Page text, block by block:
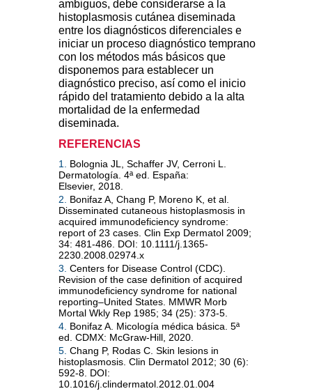
ambiguos, debe considerarse a la
histoplasmosis cutánea diseminada
entre los diagnósticos diferenciales e
iniciar un proceso diagnóstico temprano
con los métodos más básicos que
disponemos para establecer un
diagnóstico preciso, así como el inicio
rápido del tratamiento debido a la alta
mortalidad de la enfermedad
diseminada.
REFERENCIAS
1. Bolognia JL, Schaffer JV, Cerroni L.
Dermatología. 4ª ed. España:
Elsevier, 2018.
2. Bonifaz A, Chang P, Moreno K, et al.
Disseminated cutaneous histoplasmosis in
acquired immunodeficiency syndrome:
report of 23 cases. Clin Exp Dermatol 2009;
34: 481-486. DOI: 10.1111/j.1365-
2230.2008.02974.x
3. Centers for Disease Control (CDC).
Revision of the case definition of acquired
immunodeficiency syndrome for national
reporting–United States. MMWR Morb
Mortal Wkly Rep 1985; 34 (25): 373-5.
4. Bonifaz A. Micología médica básica. 5ª
ed. CDMX: McGraw-Hill, 2020.
5. Chang P, Rodas C. Skin lesions in
histoplasmosis. Clin Dermatol 2012; 30 (6):
592-8. DOI:
10.1016/j.clindermatol.2012.01.004